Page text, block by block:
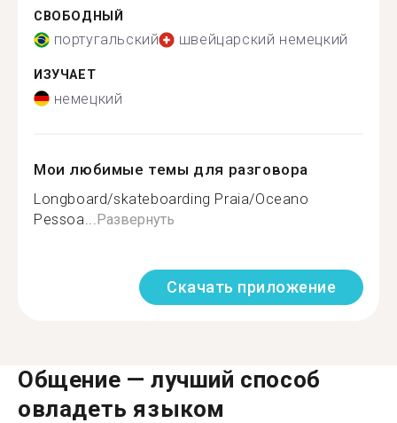
СВОБОДНЫЙ
португальский швейцарский немецкий
ИЗУЧАЕТ
немецкий
Мои любимые темы для разговора
Longboard/skateboarding Praia/Oceano
Pessoa... Развернуть
Скачать приложение
Общение — лучший способ
овладеть языком